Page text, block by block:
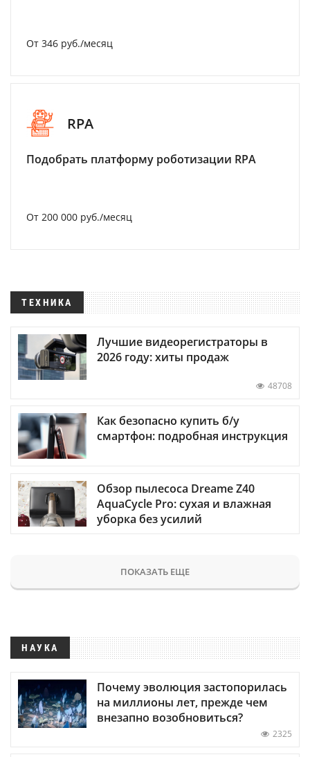
От 346 руб./месяц
RPA
Подобрать платформу роботизации RPA
От 200 000 руб./месяц
ТЕХНИКА
Лучшие видеорегистраторы в
2026 году: хиты продаж
48708
Как безопасно купить б/у
смартфон: подробная инструкция
Обзор пылесоса Dreame Z40
AquaCycle Pro: сухая и влажная
уборка без усилий
ПОКАЗАТЬ ЕЩЕ
НАУКА
Почему эволюция застопорилась
на миллионы лет, прежде чем
внезапно возобновиться?
2325